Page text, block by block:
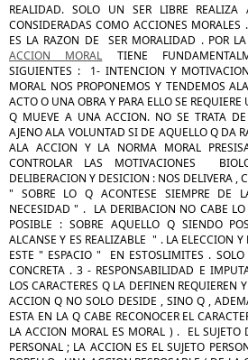
REALIDAD. SOLO UN SER LIBRE REALIZA
CONSIDERADAS COMO ACCIONES MORALES
ES LA RAZON DE SER MORALIDAD . POR
ACCION MORAL TIENE
SIGUIENTES : 1- INTENCION Y
MORAL NOS PROPONEMOS Y TENDEMOS
ACTO O UNA OBRA Y PARA ELLO SE
Q MUEVE A UNA ACCION. NO SE TRATA
AJENO ALA VOLUNTAD SI DE AQUELLO Q DA
ALA ACCION Y LA NORMA MORAL
CONTROLAR LAS MOTIVACIONES
DELIBERACION Y DESICION : NOS DELIVERA ,
" SOBRE LO Q ACONTESE SIEMPRE DE
NECESIDAD " . LA DERIBACION NO CABE LO
POSIBLE : SOBRE AQUELLO Q SIENDO
ALCANSE Y ES REALIZABLE " . LA ELECCION
ESTE " ESPACIO " EN ESTOSLIMITES .
CONCRETA . 3 - RESPONSABILIDAD E
LOS CARACTERES Q LA DEFINEN REQUIEREN
ACCION Q NO SOLO DESIDE , SINO Q ,
ESTA EN LA Q CABE RECONOCER EL
LA ACCION MORAL ES MORAL ) . EL SUJETO
PERSONAL ; LA ACCION ES EL SUJETO